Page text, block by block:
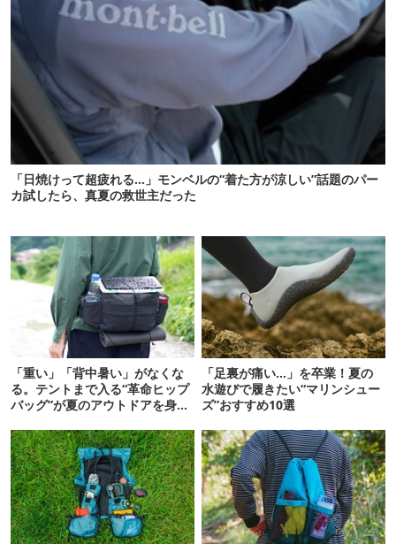
「日焼けって超疲れる…」モンベルの“着た方が涼しい”話題のパー
カ試したら、真夏の救世主だった
「重い」「背中暑い」がなくな
る。テントまで入る“革命ヒップ
バッグ”が夏のアウトドアを身軽
「足裏が痛い…」を卒業！夏の
水遊びで履きたい“マリンシュー
ズ”おすすめ10選